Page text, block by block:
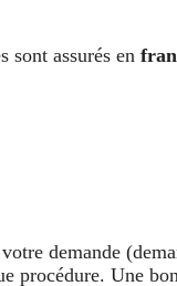
sont assurés en
demande
procédure. Une